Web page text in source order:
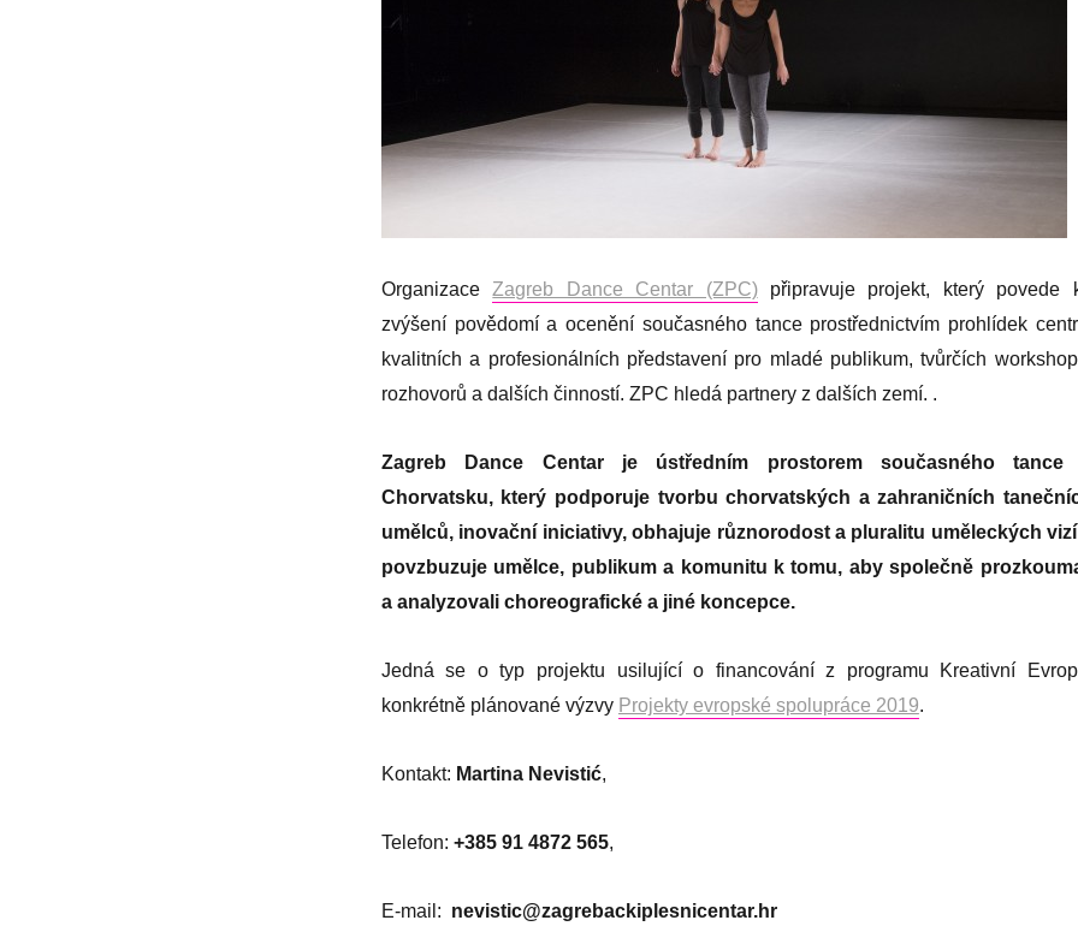
OrganizaceZagreb Dance Centar (ZPC)připravuje projekt, který povede
zvýšení povědomí a ocenění současného tance prostřednictvím prohlídek
kvalitních a profesionálních představení pro mladé publikum, tvůrčích
rozhovorů a dalších činností. ZPC hledá partnery z dalších zemí. .
Zagreb Dance Centar je ústředním prostorem současného tance
Chorvatsku, který podporuje tvorbu chorvatských a zahraničních
umělců, inovační iniciativy, obhajuje různorodost a pluralitu uměleckých
povzbuzuje umělce, publikum a komunitu k tomu, aby společně
a analyzovali choreografické a jiné koncepce.
Jedná se o typ projektu usilující o financování z programu Kreativní
konkrétně plánované výzvy Projekty evropské spolupráce 2019.
Kontakt: Martina Nevistić,
Telefon: +385 91 4872 565,
E-mail: nevistic@zagrebackiplesnicentar.hr